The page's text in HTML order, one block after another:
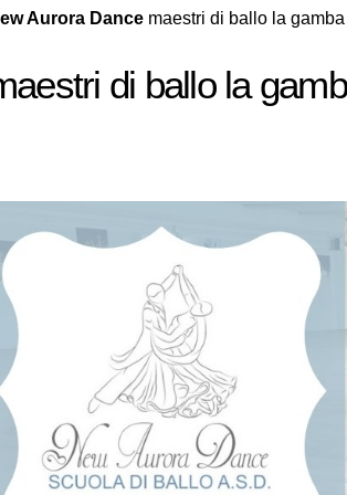
Aurora Dance maestri di ballo la gamba
di ballo la